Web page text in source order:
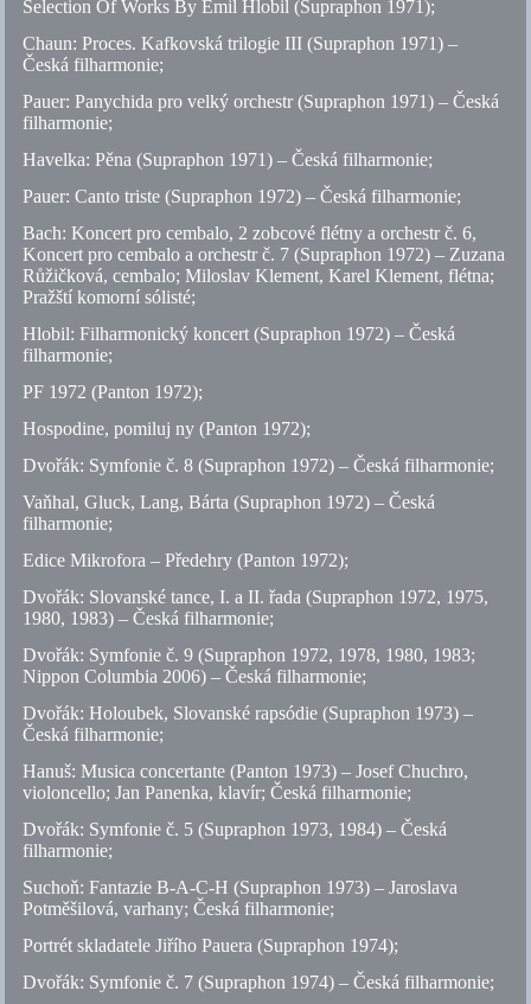
Selection Of Works By Emil Hlobil (Supraphon 1971);
Chaun: Proces. Kafkovská trilogie III (Supraphon 1971) –
Česká filharmonie;
Pauer: Panychida pro velký orchestr (Supraphon 1971) – Česká
filharmonie;
Havelka: Pěna (Supraphon 1971) – Česká filharmonie;
Pauer: Canto triste (Supraphon 1972) – Česká filharmonie;
Bach: Koncert pro cembalo, 2 zobcové flétny a orchestrč. 6,
Koncert pro cembalo a orchestrč. 7 (Supraphon 1972) – Zuzana
Růžičková, cembalo; Miloslav Klement, Karel Klement, flétna;
Pražští komorní sólisté;
Hlobil: Filharmonický koncert (Supraphon 1972) – Česká
filharmonie;
PF 1972 (Panton 1972);
Hospodine, pomiluj ny (Panton 1972);
Dvořák: Symfonieč. 8 (Supraphon 1972) – Česká filharmonie;
Vaňhal, Gluck, Lang, Bárta (Supraphon 1972) – Česká
filharmonie;
Edice Mikrofora – Předehry (Panton 1972);
Dvořák: Slovanské tance, I. a II. řada (Supraphon 1972, 1975,
1980, 1983) – Česká filharmonie;
Dvořák: Symfonieč. 9 (Supraphon 1972, 1978, 1980, 1983;
Nippon Columbia 2006) – Česká filharmonie;
Dvořák: Holoubek, Slovanské rapsódie (Supraphon 1973) –
Česká filharmonie;
Hanuš: Musica concertante (Panton 1973) – Josef Chuchro,
violoncello; Jan Panenka, klavír; Česká filharmonie;
Dvořák: Symfonieč. 5 (Supraphon 1973, 1984) – Česká
filharmonie;
Suchoň: Fantazie B-A-C-H (Supraphon 1973) – Jaroslava
Potměšilová, varhany; Česká filharmonie;
Portrét skladatele Jiřího Pauera (Supraphon 1974);
Dvořák: Symfonieč. 7 (Supraphon 1974) – Česká filharmonie;